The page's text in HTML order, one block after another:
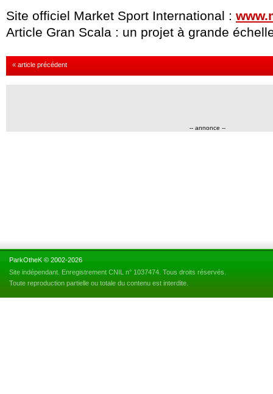
Site officiel Market Sport International :
Article Gran Scala : un projet à grande
« article précédent
-- annonce --
ParkOtheK © 2002-2026
Site indépendant. Enregistrement CNIL n° 1037474. Tous droits réservés.
Toute reproduction partielle ou totale du contenu est interdite.